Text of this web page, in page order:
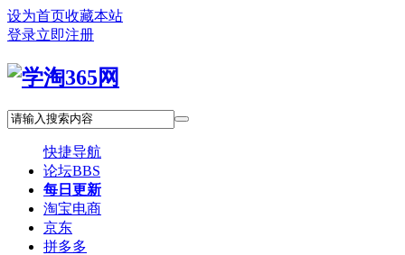
设为首页收藏本站
登录立即注册
快捷导航
论坛BBS
每日更新
淘宝电商
京东
拼多多